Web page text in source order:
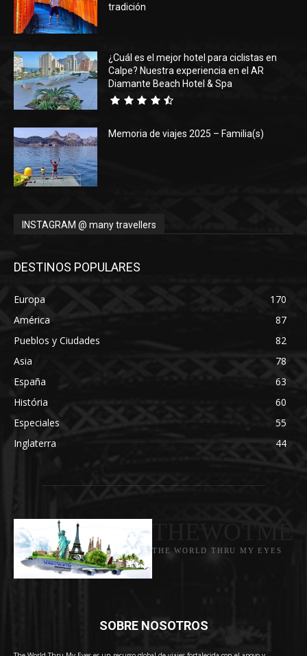
tradición
¿Cuál es el mejor hotel para ciclistas en
Calpe? Nuestra experiencia en el AR
Diamante Beach Hotel & Spa
Memoria de viajes 2025 – Familia(s)
INSTAGRAM @ many travellers
DESTINOS POPULARES
Europa
170
América
87
Pueblos y Ciudades
82
Asia
78
España
63
História
60
Especiales
55
Inglaterra
44
THE WORLD THRU MY EYES
SOBRE NOSOTROS